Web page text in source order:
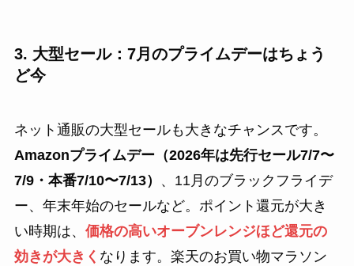
3. 大型セール：7月のプライムデーはちょう
ど今
ネット通販の大型セールも大きなチャンスです。
Amazonプライムデー（2026年は先行セール7/7〜
7/9・本番7/10〜7/13）
、11月のブラックフライデ
ー、年末年始のセールなど。ポイント還元が大き
い時期は、 価格の高いオーブンレンジほど還元の
効きが大きく なります。楽天のお買い物マラソン